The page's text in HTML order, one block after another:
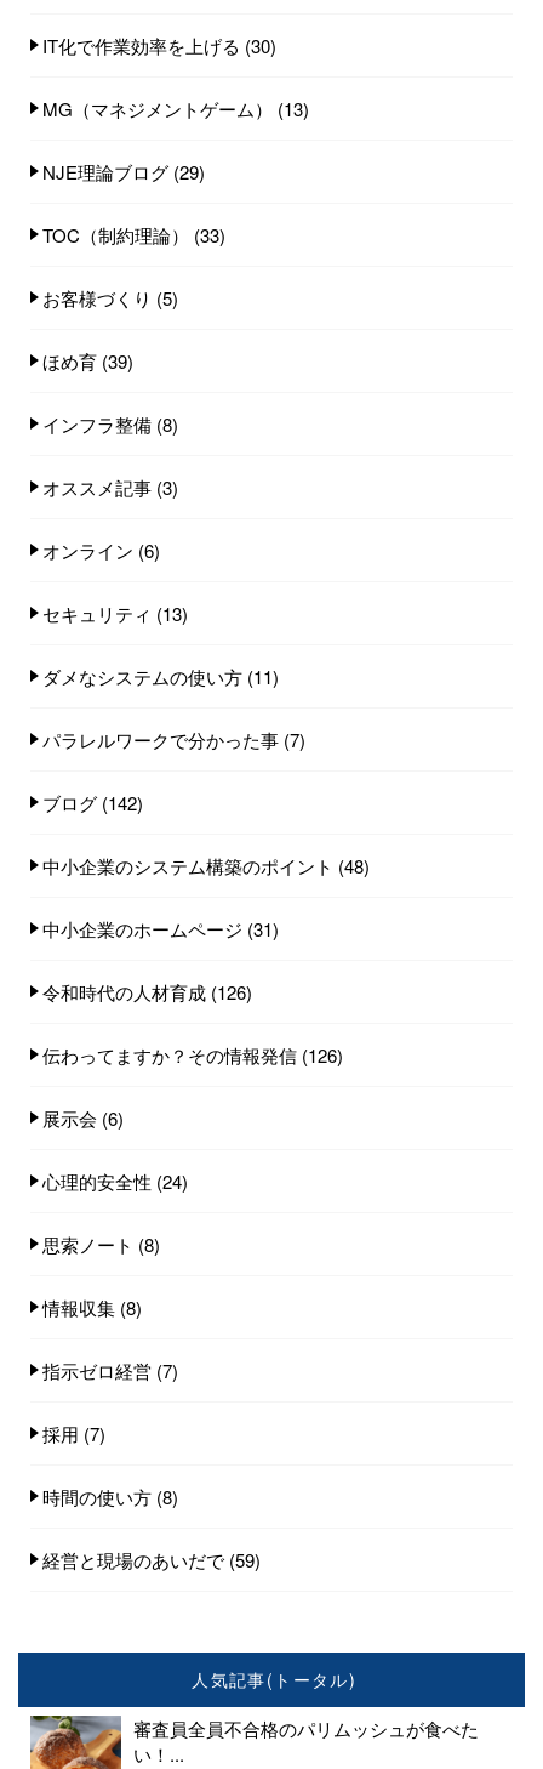
IT化で作業効率を上げる (30)
MG（マネジメントゲーム） (13)
NJE理論ブログ (29)
TOC（制約理論） (33)
お客様づくり (5)
ほめ育 (39)
インフラ整備 (8)
オススメ記事 (3)
オンライン (6)
セキュリティ (13)
ダメなシステムの使い方 (11)
パラレルワークで分かった事 (7)
ブログ (142)
中小企業のシステム構築のポイント (48)
中小企業のホームページ (31)
令和時代の人材育成 (126)
伝わってますか？その情報発信 (126)
展示会 (6)
心理的安全性 (24)
思索ノート (8)
情報収集 (8)
指示ゼロ経営 (7)
採用 (7)
時間の使い方 (8)
経営と現場のあいだで (59)
人気記事(トータル)
審査員全員不合格のパリムッシュが食べた
い！...